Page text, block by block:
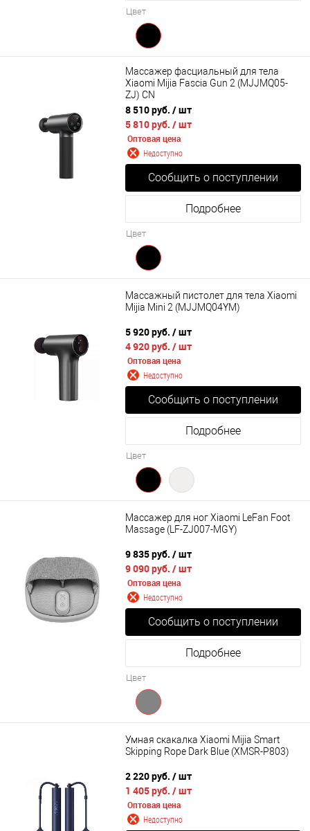
Цвет
Массажер фасциальный для тела
Xiaomi Mijia Fascia Gun 2 (MJJMQ05-
ZJ) CN
8 510 руб. / шт
5 810 руб. / шт
Оптовая цена
Недоступно
Сообщить о поступлении
Подробнее
Цвет
Массажный пистолет для тела Xiaomi
Mijia Mini 2 (MJJMQ04YM)
5 920 руб. / шт
4 920 руб. / шт
Оптовая цена
Недоступно
Сообщить о поступлении
Подробнее
Цвет
Массажер для ног Xiaomi LeFan Foot
Massage (LF-ZJ007-MGY)
9 835 руб. / шт
9 090 руб. / шт
Оптовая цена
Недоступно
Сообщить о поступлении
Подробнее
Цвет
Умная скакалка Xiaomi Mijia Smart
Skipping Rope Dark Blue (XMSR-P803)
2 220 руб. / шт
1 405 руб. / шт
Оптовая цена
Недоступно